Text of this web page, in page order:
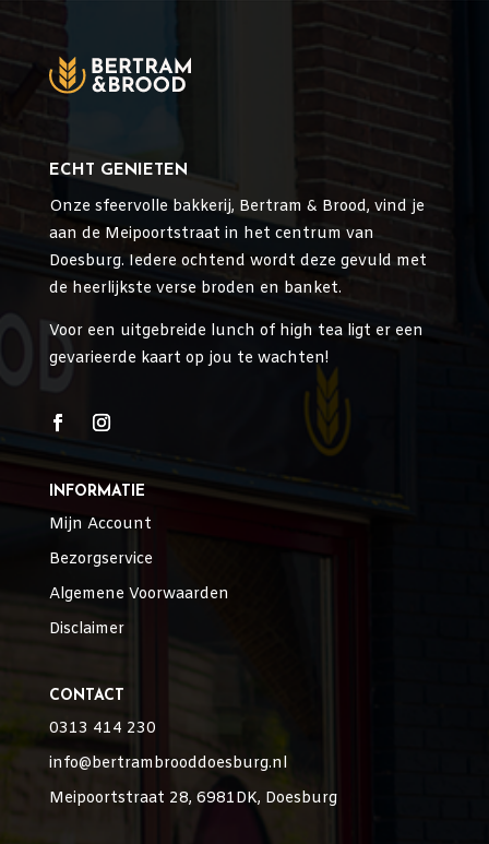
ECHT GENIETEN
Onze sfeervolle bakkerij, Bertram & Brood, vind je
aan de Meipoortstraat in het centrum van
Doesburg. Iedere ochtend wordt deze gevuld met
de heerlijkste verse broden en banket.
Voor een uitgebreide lunch of high tea ligt er een
gevarieerde kaart op jou te wachten!
INFORMATIE
Mijn Account
Bezorgservice
Algemene Voorwaarden
Disclaimer
CONTACT
0313 414 230
info@bertrambrooddoesburg.nl
Meipoortstraat 28, 6981DK, Doesburg